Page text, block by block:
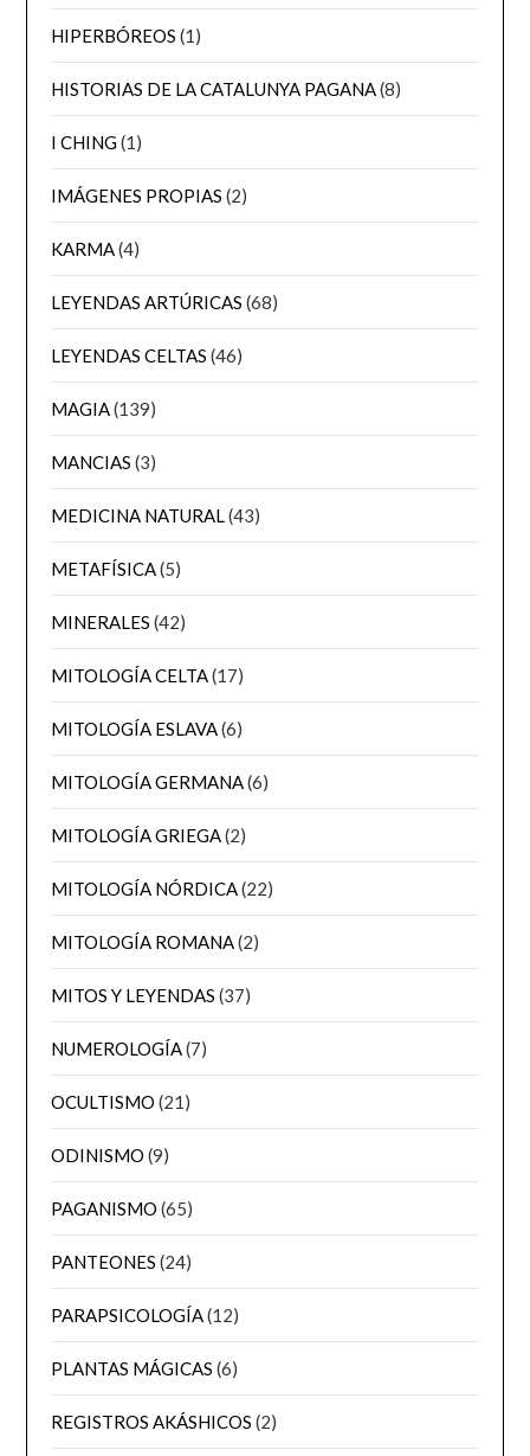
HIPERBÓREOS (1)
HISTORIAS DE LA CATALUNYA PAGANA(8)
I CHING(1)
IMÁGENES PROPIAS (2)
KARMA(4)
LEYENDAS ARTÚRICAS (68)
LEYENDAS CELTAS (46)
MAGIA(139)
MANCIAS (3)
MEDICINA NATURAL(43)
METAFÍSICA(5)
MINERALES (42)
MITOLOGÍA CELTA(17)
MITOLOGÍA ESLAVA(6)
MITOLOGÍA GERMANA(6)
MITOLOGÍA GRIEGA(2)
MITOLOGÍA NÓRDICA(22)
MITOLOGÍA ROMANA(2)
MITOS Y LEYENDAS (37)
NUMEROLOGÍA(7)
OCULTISMO (21)
ODINISMO (9)
PAGANISMO (65)
PANTEONES (24)
PARAPSICOLOGÍA(12)
PLANTAS MÁGICAS (6)
REGISTROS AKÁSHICOS (2)